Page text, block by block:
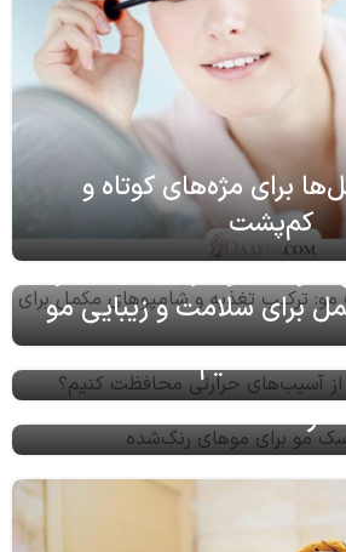
برای مژه‌های کوتاه و
کم‌پشت
تقویت مو: ترکیب تغذیه و
برای سلامت و زیبایی مو
را از آسیب‌های حرارتی
کنیم؟
از ماسک مو برای موهای
رنگ‌شده